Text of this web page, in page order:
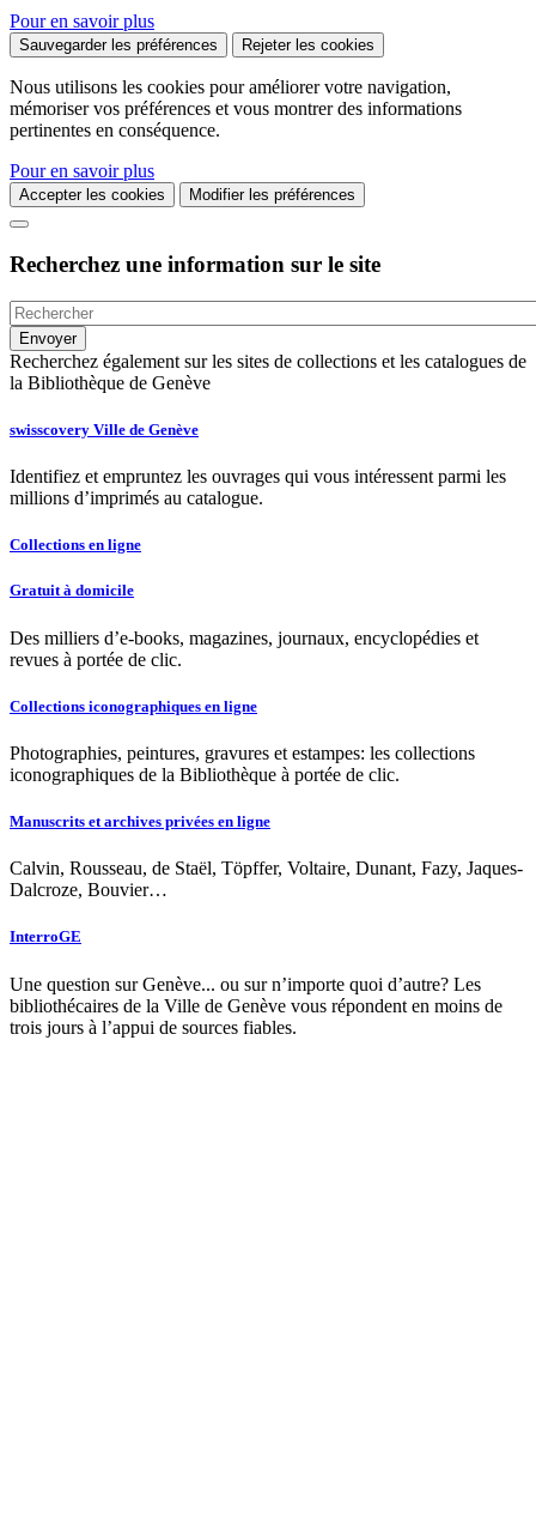
Pour en savoir plus
Sauvegarder les préférences Rejeter les cookies
Nous utilisons les cookies pour améliorer votre navigation,
mémoriser vos préférences et vous montrer des informations
pertinentes en conséquence.
Pour en savoir plus
Accepter les cookies Modifier les préférences
Recherchez une information sur le site
Recherchez également sur les sites de collections et les catalogues de
la Bibliothèque de Genève
swisscovery Ville de Genève
Identifiez et empruntez les ouvrages qui vous intéressent parmi les
millions d’imprimés au catalogue.
Collections en ligne
Gratuit à domicile
Des milliers d’e-books, magazines, journaux, encyclopédies et
revues à portée de clic.
Collections iconographiques en ligne
Photographies, peintures, gravures et estampes: les collections
iconographiques de la Bibliothèque à portée de clic.
Manuscrits et archives privées en ligne
Calvin, Rousseau, de Staël, Töpffer, Voltaire, Dunant, Fazy, Jaques-
Dalcroze, Bouvier…
InterroGE
Une question sur Genève... ou sur n’importe quoi d’autre? Les
bibliothécaires de la Ville de Genève vous répondent en moins de
trois jours à l’appui de sources fiables.